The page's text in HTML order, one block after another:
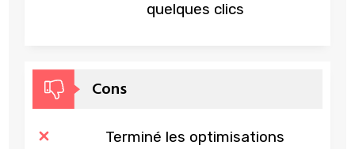
quelques clics
Cons
Terminé les optimisations